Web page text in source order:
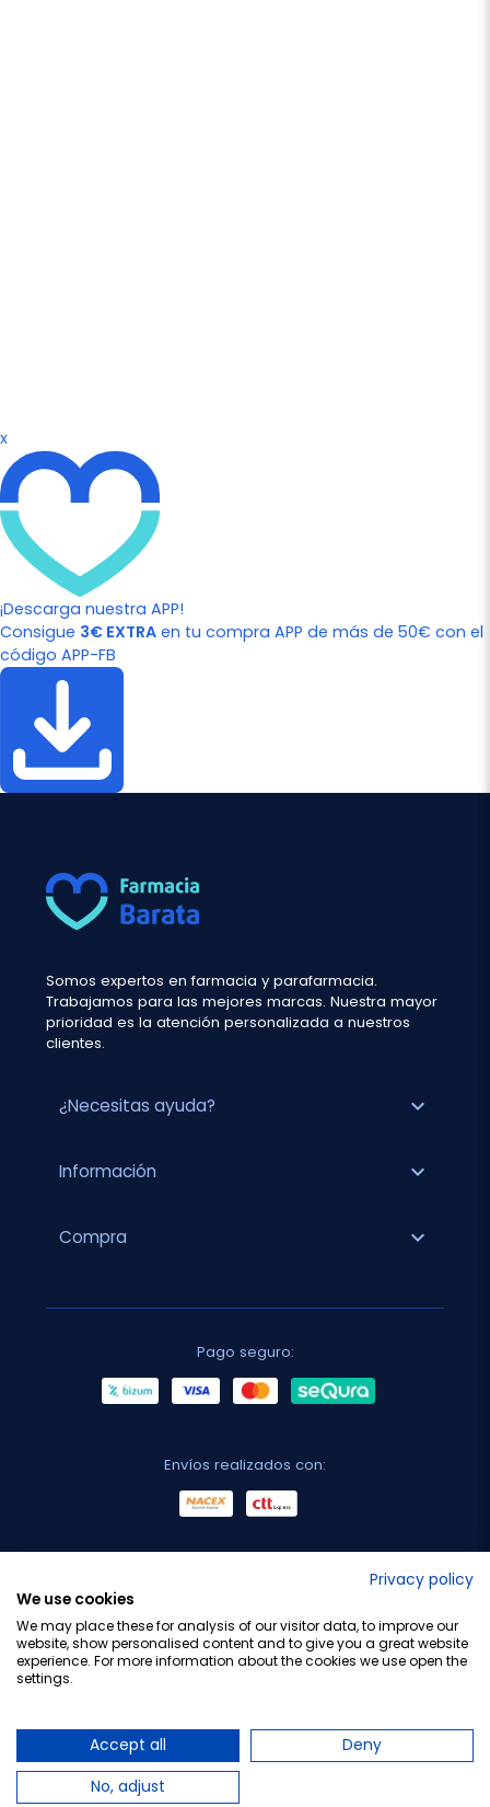
x
¡Descarga nuestra APP!
Consigue 3€ EXTRA en tu compra APP de más de 50€ con el
código APP-FB
Somos expertos en farmacia y parafarmacia.
Trabajamos para las mejores marcas. Nuestra mayor
prioridad es la atención personalizada a nuestros
clientes.
¿Necesitas ayuda? expand_more
Información expand_more
Compra expand_more
Pago seguro:
Envíos realizados con:
Privacy policy
We use cookies
We may place these for analysis of our visitor data, to improve our
website, show personalised content and to give you a great website
experience. For more information about the cookies we use open the
settings.
Accept all
Deny
No, adjust